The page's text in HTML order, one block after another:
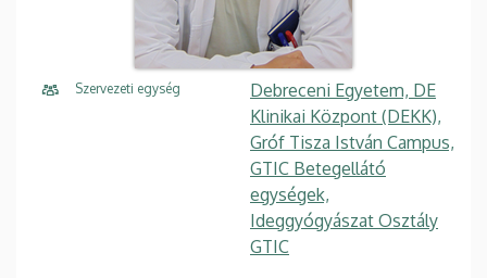
Szervezeti egység
Debreceni Egyetem, DE
Klinikai Központ (DEKK),
Gróf Tisza István Campus,
GTIC Betegellátó
egységek,
Ideggyógyászat Osztály
GTIC